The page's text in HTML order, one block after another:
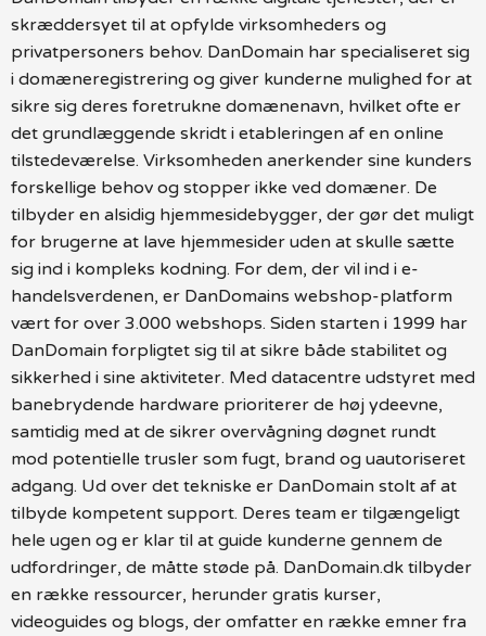
skræddersyet til at opfylde virksomheders og
privatpersoners behov. DanDomain har specialiseret sig
i domæneregistrering og giver kunderne mulighed for at
sikre sig deres foretrukne domænenavn, hvilket ofte er
det grundlæggende skridt i etableringen af en online
tilstedeværelse. Virksomheden anerkender sine kunders
forskellige behov og stopper ikke ved domæner. De
tilbyder en alsidig hjemmesidebygger, der gør det muligt
for brugerne at lave hjemmesider uden at skulle sætte
sig ind i kompleks kodning. For dem, der vil ind i e-
handelsverdenen, er DanDomains webshop-platform
vært for over 3.000 webshops. Siden starten i 1999 har
DanDomain forpligtet sig til at sikre både stabilitet og
sikkerhed i sine aktiviteter. Med datacentre udstyret med
banebrydende hardware prioriterer de høj ydeevne,
samtidig med at de sikrer overvågning døgnet rundt
mod potentielle trusler som fugt, brand og uautoriseret
adgang. Ud over det tekniske er DanDomain stolt af at
tilbyde kompetent support. Deres team er tilgængeligt
hele ugen og er klar til at guide kunderne gennem de
udfordringer, de måtte støde på. DanDomain.dk tilbyder
en række ressourcer, herunder gratis kurser,
videoguides og blogs, der omfatter en række emner fra